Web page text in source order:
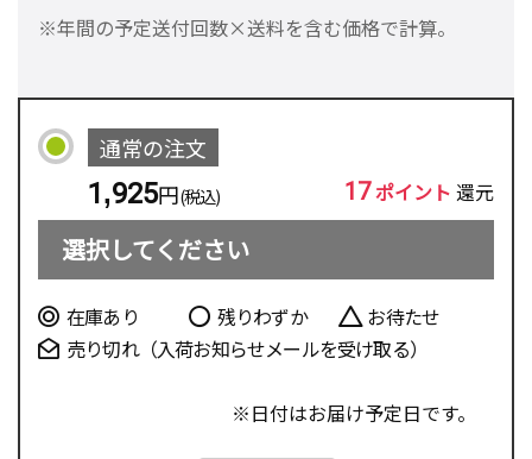
通常の注文
1,925円(税込) 17ポイント 還元
選択してください
在庫あり 残りわずか
お待たせ
売り切れ（入荷お知らせメールを受け取る）
日付はお届け予定日です。
※年間の予定送付回数×送料を含む価格で計算。